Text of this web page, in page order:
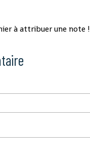
à attribuer une note !